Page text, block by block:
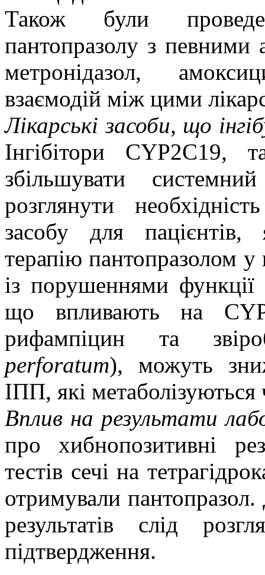
Також були
пантопразолу з певними
метронідазол,
взаємодій між цими
Лікарські засоби, що
Інгібітори CYP2C19,
збільшувати
розглянути
засобу для пацієнтів,
терапію пантопразолом у
із порушеннями функції
що впливають на
рифампіцин та
perforatum), можуть
ІПП, які
Вплив на результати
про хибнопозитивні
тестів сечі на
отримували
результатів слід
підтвердження.